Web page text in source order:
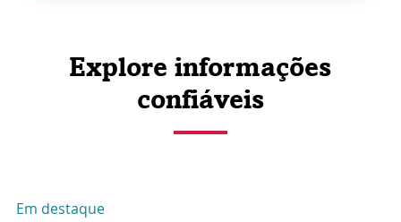
Explore informações
confiáveis
Em destaque